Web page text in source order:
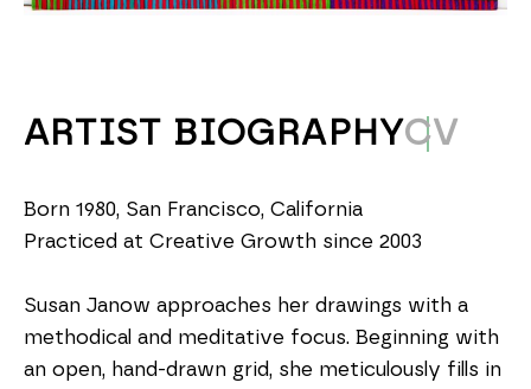
ARTIST BIOGRAPHYCV
Born 1980, San Francisco, California
Practiced at Creative Growth since 2003
Susan Janow approaches her drawings with a
methodical and meditative focus. Beginning with
an open, hand-drawn grid, she meticulously fills in